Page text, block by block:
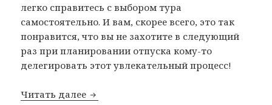
легко справитесь с выбором тура
самостоятельно. И вам, скорее всего, это так
понравится, что вы не захотите в следующий
раз при планировании отпуска кому-то
делегировать этот увлекательный процесс!
Читать далее Где покупать тур: на Level.Travel,